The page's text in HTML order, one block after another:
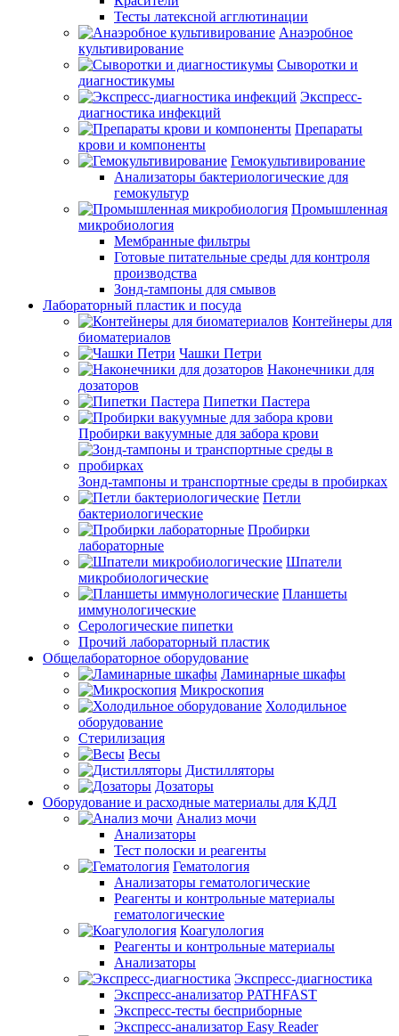
Тесты латексной агглютинации
Анаэробное
культивирование
Сыворотки и
диагностикумы
Экспресс-
диагностика инфекций
Препараты
крови и компоненты
Гемокультивирование
Анализаторы бактериологические для
гемокультур
Промышленная
микробиология
Мембранные фильтры
Готовые питательные среды для контроля
производства
Зонд-тампоны для смывов
Лабораторный пластик и посуда
Контейнеры для
биоматериалов
Чашки Петри
Наконечники для
дозаторов
Пипетки Пастера
Пробирки вакуумные для забора крови
Зонд-тампоны и транспортные среды в пробирках
Петли
бактериологические
Пробирки
лабораторные
Шпатели
микробиологические
Планшеты
иммунологические
Серологические пипетки
Прочий лабораторный пластик
Общелабораторное оборудование
Ламинарные шкафы
Микроскопия
Холодильное
оборудование
Стерилизация
Весы
Дистилляторы
Дозаторы
Оборудование и расходные материалы для КДЛ
Анализ мочи
Анализаторы
Тест полоски и реагенты
Гематология
Анализаторы гематологические
Реагенты и контрольные материалы
гематологические
Коагулология
Реагенты и контрольные материалы
Анализаторы
Экспресс-диагностика
Экспресс-анализатор PATHFAST
Экспресс-тесты бесприборные
Экспресс-анализатор Easy Reader